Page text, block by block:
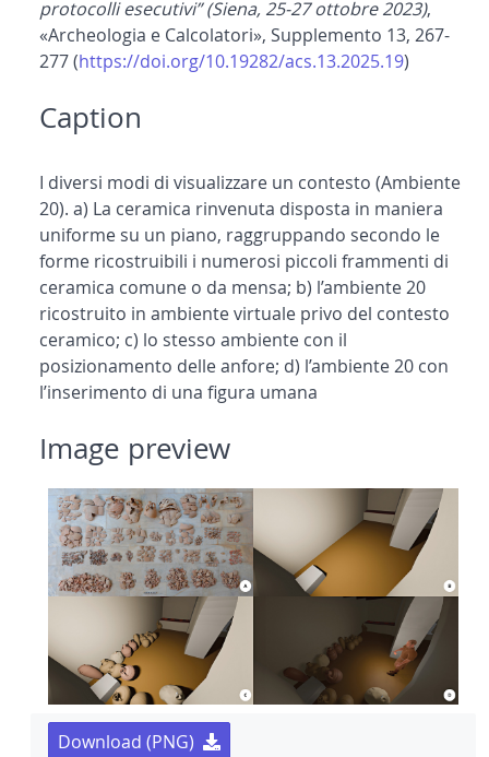
protocolli esecutivi” (Siena, 25-27 ottobre 2023),
«Archeologia e Calcolatori», Supplemento 13, 267-
277 (https://doi.org/10.19282/acs.13.2025.19)
Caption
I diversi modi di visualizzare un contesto (Ambiente
20). a) La ceramica rinvenuta disposta in maniera
uniforme su un piano, raggruppando secondo le
forme ricostruibili i numerosi piccoli frammenti di
ceramica comune o da mensa; b) l’ambiente 20
ricostruito in ambiente virtuale privo del contesto
ceramico; c) lo stesso ambiente con il
posizionamento delle anfore; d) l’ambiente 20 con
l’inserimento di una figura umana
Image preview
Download (PNG)